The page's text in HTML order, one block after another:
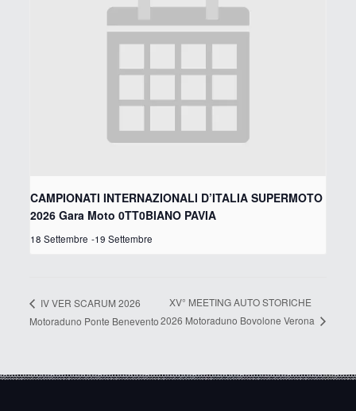
CAMPIONATI INTERNAZIONALI D’ITALIA SUPERMOTO
2026 Gara Moto 0TT0BIANO PAVIA
18 Settembre -19 Settembre
IV VER SCARUM 2026
Motoraduno Ponte Benevento
XV° MEETING AUTO STORICHE
2026 Motoraduno Bovolone Verona